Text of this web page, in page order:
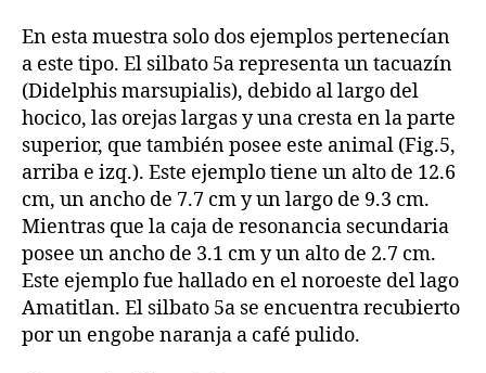
En esta muestra solo dos ejemplos pertenecían
a este tipo. El silbato 5a representa un tacuazín
(Didelphis marsupialis), debido al largo del
hocico, las orejas largas y una cresta en la parte
superior, que también posee este animal (Fig.5,
arriba e izq.). Este ejemplo tiene un alto de 12.6
cm, un ancho de 7.7 cm y un largo de 9.3 cm.
Mientras que la caja de resonancia secundaria
posee un ancho de 3.1 cm y un alto de 2.7 cm.
Este ejemplo fue hallado en el noroeste del lago
Amatitlan. El silbato 5a se encuentra recubierto
por un engobe naranja a café pulido.